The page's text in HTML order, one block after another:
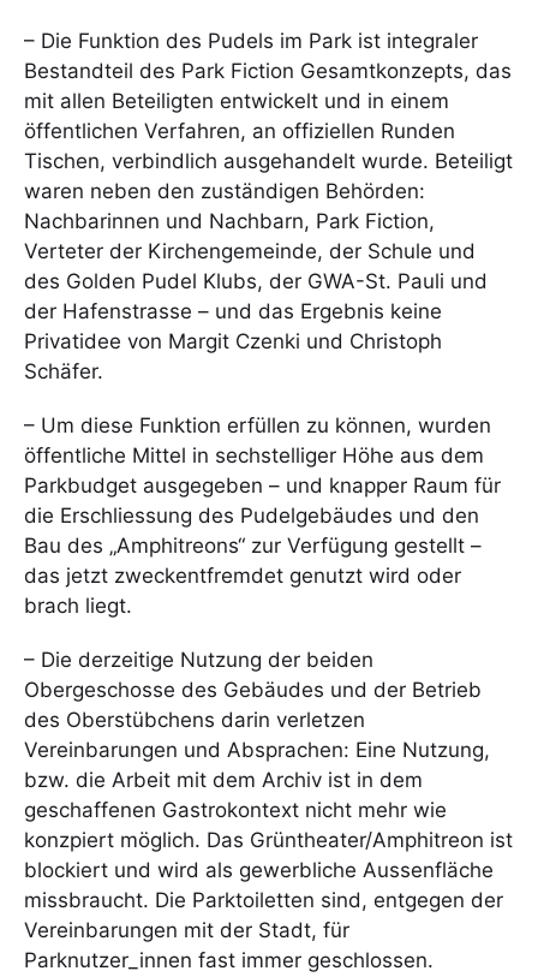
– Die Funktion des Pudels im Park ist integraler
Bestandteil des Park Fiction Gesamtkonzepts, das
mit allen Beteiligten entwickelt und in einem
öffentlichen Verfahren, an offiziellen Runden
Tischen, verbindlich ausgehandelt wurde. Beteiligt
waren neben den zuständigen Behörden:
Nachbarinnen und Nachbarn, Park Fiction,
Verteter der Kirchengemeinde, der Schule und
des Golden Pudel Klubs, der GWA-St. Pauli und
der Hafenstrasse – und das Ergebnis keine
Privatidee von Margit Czenki und Christoph
Schäfer.
– Um diese Funktion erfüllen zu können, wurden
öffentliche Mittel in sechstelliger Höhe aus dem
Parkbudget ausgegeben – und knapper Raum für
die Erschliessung des Pudelgebäudes und den
Bau des „Amphitreons“ zur Verfügung gestellt –
das jetzt zweckentfremdet genutzt wird oder
brach liegt.
– Die derzeitige Nutzung der beiden
Obergeschosse des Gebäudes und der Betrieb
des Oberstübchens darin verletzen
Vereinbarungen und Absprachen: Eine Nutzung,
bzw. die Arbeit mit dem Archiv ist in dem
geschaffenen Gastrokontext nicht mehr wie
konzpiert möglich. Das Grüntheater/Amphitreon ist
blockiert und wird als gewerbliche Aussenfläche
missbraucht. Die Parktoiletten sind, entgegen der
Vereinbarungen mit der Stadt, für
Parknutzer_innen fast immer geschlossen.